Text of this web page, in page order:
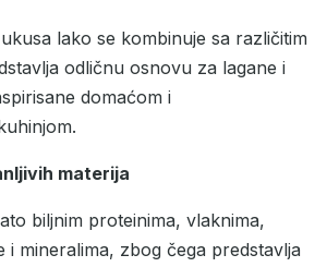
lako se kombinuje sa različitim
odličnu osnovu za lagane i
domaćom i
materija
biljnim proteinima, vlaknima,
i mineralima, zbog čega predstavlja